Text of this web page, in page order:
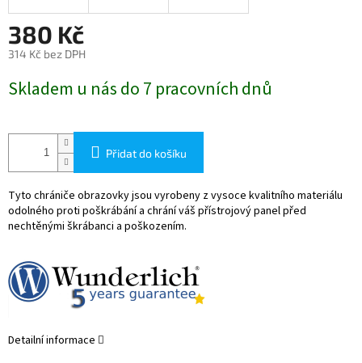
380 Kč
314 Kč bez DPH
cena:
Skladem u nás do 7 pracovních dnů
Přidat do košíku
Tyto chrániče obrazovky jsou vyrobeny z vysoce kvalitního materiálu
odolného proti poškrábání a chrání váš přístrojový panel před
nechtěnými škrábanci a poškozením.
Detailní informace